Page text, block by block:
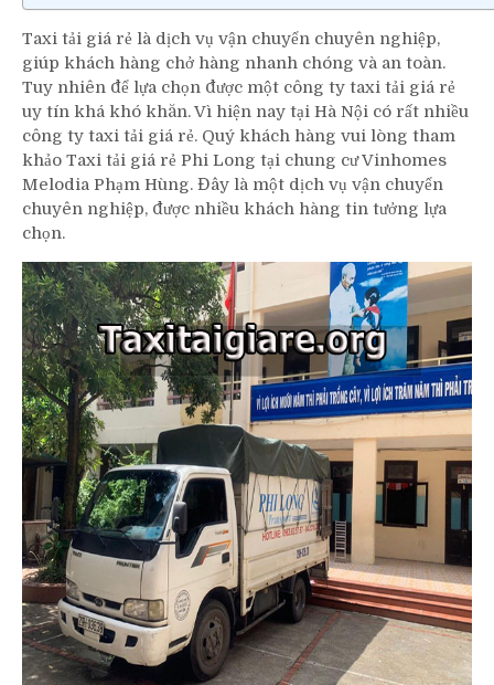
Taxi tải giá rẻ là dịch vụ vận chuyển chuyên nghiệp,
giúp khách hàng chở hàng nhanh chóng và an toàn.
Tuy nhiên để lựa chọn được một công ty taxi tải giá rẻ
uy tín khá khó khăn. Vì hiện nay tại Hà Nội có rất nhiều
công ty taxi tải giá rẻ. Quý khách hàng vui lòng tham
khảo Taxi tải giá rẻ Phi Long tại chung cư Vinhomes
Melodia Phạm Hùng. Đây là một dịch vụ vận chuyển
chuyên nghiệp, được nhiều khách hàng tin tưởng lựa
chọn.